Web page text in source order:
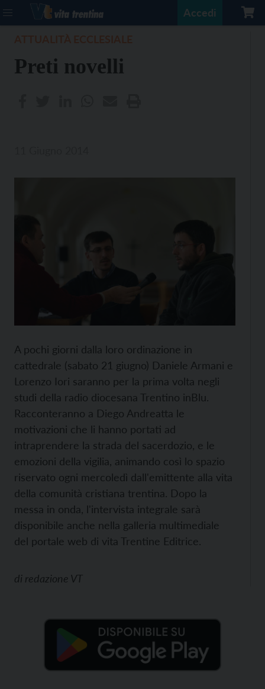
Accedi
Preti novelli
A pochi giorni dalla loro ordinazione in
cattedrale (sabato 21 giugno) Daniele Armani e
Lorenzo Iori saranno per la prima volta negli
studi della radio diocesana Trentino inBlu.
Racconteranno a Diego Andreatta le
motivazioni che li hanno portati ad
intraprendere la strada del sacerdozio, e le
emozioni della vigilia, animando così lo spazio
riservato ogni mercoledì dall'emittente alla vita
della comunità cristiana trentina. Dopo la
messa in onda, l'intervista integrale sarà
disponibile anche nella galleria multimediale
del portale web di vita Trentine Editrice.
di redazione VT